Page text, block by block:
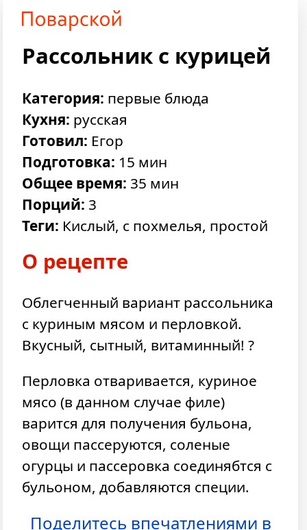
Рассольник с курицей
Категория: первые блюда
Кухня: русская
Готовил: Егор
Подготовка: 15 мин
Общее время: 35 мин
Порций: 3
Теги: Кислый, с похмелья, простой
О рецепте
Облегченный вариант рассольника
с куриным мясом и перловкой.
Вкусный, сытный, витаминный! ?
Перловка отваривается, куриное
мясо (в данном случае филе)
варится для получения бульона,
овощи пассеруются, соленые
огурцы и пассеровка соединябтся с
бульоном, добавляются специи.
Поделитесь впечатлениями в